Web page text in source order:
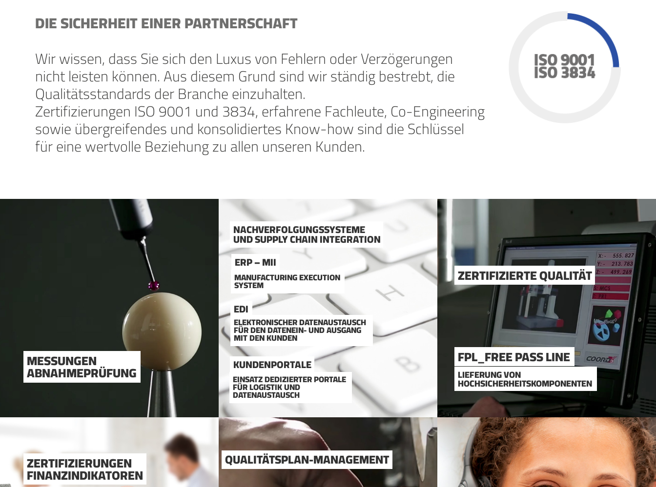
DIE SICHERHEIT EINER PARTNERSCHAFT
Wir wissen, dass Sie sich den Luxus von Fehlern oder Verzögerungen
nicht leisten können. Aus diesem Grund sind wir ständig bestrebt, die
Qualitätsstandards der Branche einzuhalten.
Zertifizierungen ISO 9001 und 3834, erfahrene Fachleute, Co-Engineering
sowie übergreifendes und konsolidiertes Know-how sind die Schlüssel
für eine wertvolle Beziehung zu allen unseren Kunden.
MESSUNGEN
ABNAHMEPRÜFUNG
NACHVERFOLGUNGSSYSTEME
UND SUPPLY CHAIN INTEGRATION
ERP – MII
MANUFACTURING EXECUTION
SYSTEM
EDI
ELEKTRONISCHER DATENAUSTAUSCH
FÜR DEN DATENEIN- UND AUSGANG
MIT DEN KUNDEN
KUNDENPORTALE
EINSATZ DEDIZIERTER PORTALE
FÜR LOGISTIK UND
DATENAUSTAUSCH
ZERTIFIZIERTE QUALITÄT
FPL_FREE PASS LINE
LIEFERUNG VON
HOCHSICHERHEITSKOMPONENTEN
ZERTIFIZIERUNGEN
FINANZINDIKATOREN
QUALITÄTSPLAN-MANAGEMENT